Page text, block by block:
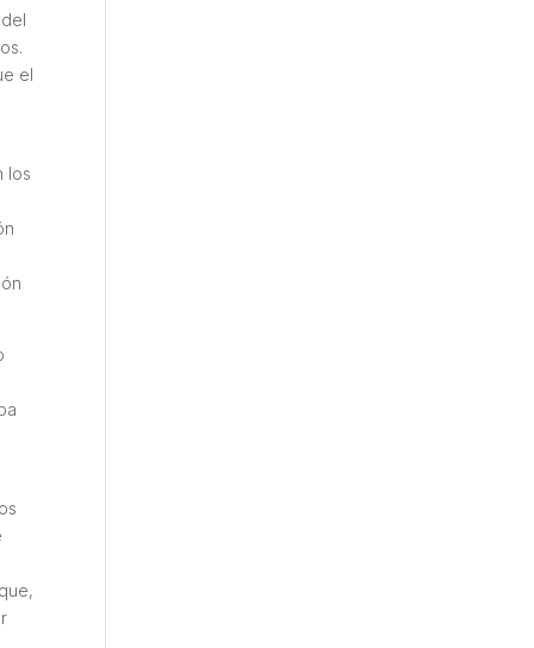
el
los